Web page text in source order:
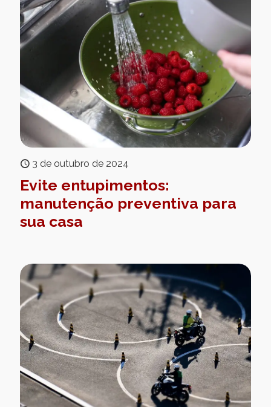
3 de outubro de 2024
Evite entupimentos:
manutenção preventiva para
sua casa